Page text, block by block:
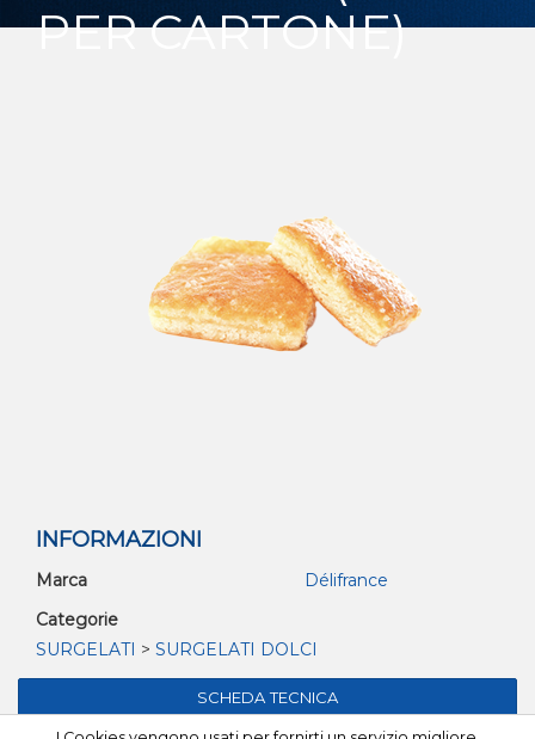
PER CARTONE)
INFORMAZIONI
Marca
Délifrance
Categorie
SURGELATI > SURGELATI DOLCI